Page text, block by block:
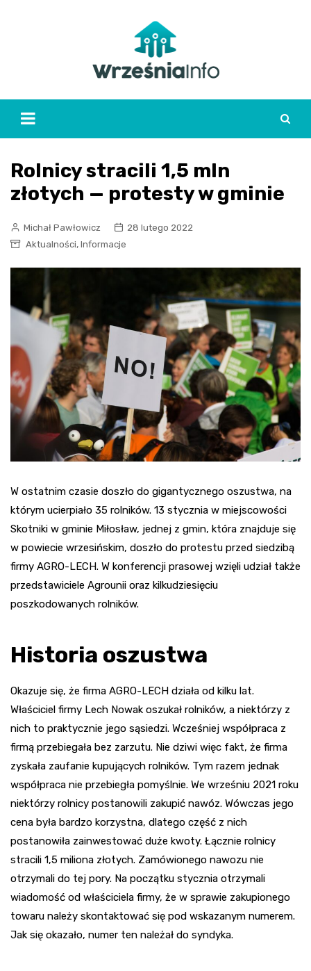
Rolnicy stracili 1,5 mln
złotych — protesty w gminie
Michał Pawłowicz
28 lutego 2022
Aktualności, Informacje
W ostatnim czasie doszło do gigantycznego oszustwa, na
którym ucierpiało 35 rolników. 13 stycznia w miejscowości
Skotniki w gminie Miłosław, jednej z gmin, która znajduje się
w powiecie wrzesińskim, doszło do protestu przed siedzibą
firmy AGRO-LECH. W konferencji prasowej wzięli udział także
przedstawiciele Agrounii oraz kilkudziesięciu
poszkodowanych rolników.
Historia oszustwa
Okazuje się, że firma AGRO-LECH działa od kilku lat.
Właściciel firmy Lech Nowak oszukał rolników, a niektórzy z
nich to praktycznie jego sąsiedzi. Wcześniej współpraca z
firmą przebiegała bez zarzutu. Nie dziwi więc fakt, że firma
zyskała zaufanie kupujących rolników. Tym razem jednak
współpraca nie przebiegła pomyślnie. We wrześniu 2021 roku
niektórzy rolnicy postanowili zakupić nawóz. Wówczas jego
cena była bardzo korzystna, dlatego część z nich
postanowiła zainwestować duże kwoty. Łącznie rolnicy
stracili 1,5 miliona złotych. Zamówionego nawozu nie
otrzymali do tej pory. Na początku stycznia otrzymali
wiadomość od właściciela firmy, że w sprawie zakupionego
towaru należy skontaktować się pod wskazanym numerem.
Jak się okazało, numer ten należał do syndyka.